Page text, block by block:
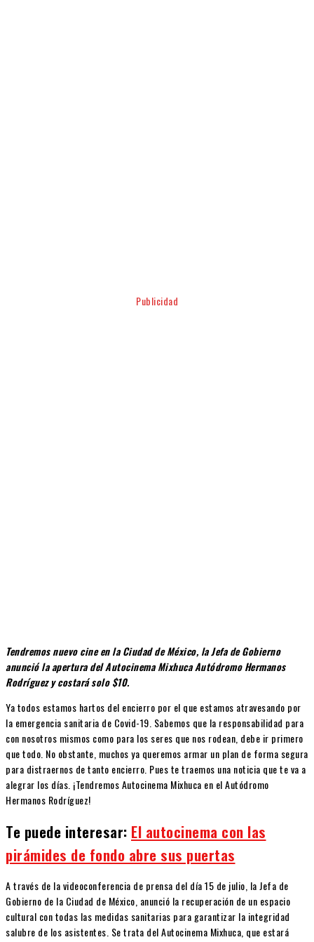
Publicidad
Tendremos nuevo cine en la Ciudad de México, la Jefa de Gobierno
anunció la apertura del Autocinema Mixhuca Autódromo Hermanos
Rodríguez y costará solo $10.
Ya todos estamos hartos del encierro por el que estamos atravesando por
la emergencia sanitaria de Covid-19. Sabemos que la responsabilidad para
con nosotros mismos como para los seres que nos rodean, debe ir primero
que todo. No obstante, muchos ya queremos armar un plan de forma segura
para distraernos de tanto encierro. Pues te traemos una noticia que te va a
alegrar los días. ¡Tendremos Autocinema Mixhuca en el Autódromo
Hermanos Rodríguez!
Te puede interesar: El autocinema con las
pirámides de fondo abre sus puertas
A través de la videoconferencia de prensa del día 15 de julio, la Jefa de
Gobierno de la Ciudad de México, anunció la recuperación de un espacio
cultural con todas las medidas sanitarias para garantizar la integridad
salubre de los asistentes. Se trata del Autocinema Mixhuca, que estará